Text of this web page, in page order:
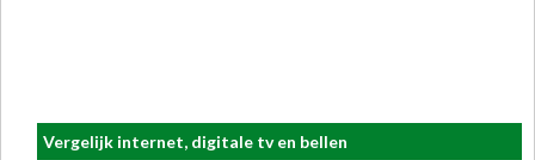
Vergelijk internet, digitale tv en bellen